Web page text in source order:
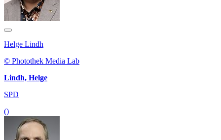
Helge Lindh
© Photothek Media Lab
Lindh, Helge
SPD
()